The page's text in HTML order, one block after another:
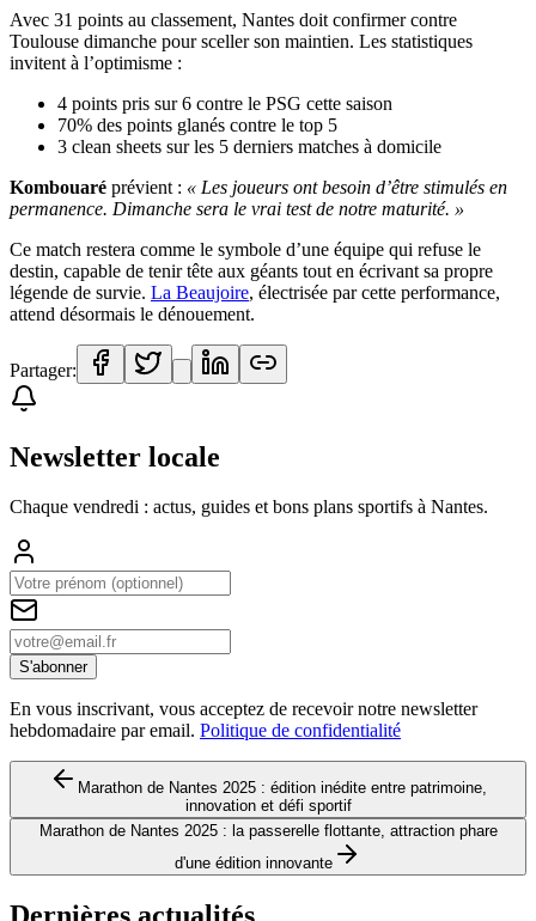
Avec 31 points au classement, Nantes doit confirmer contre
Toulouse dimanche pour sceller son maintien. Les statistiques
invitent à l’optimisme :
4 points pris sur 6 contre le PSG cette saison
70% des points glanés contre le top 5
3 clean sheets sur les 5 derniers matches à domicile
Kombouaré prévient : « Les joueurs ont besoin d’être stimulés en
permanence. Dimanche sera le vrai test de notre maturité. »
Ce match restera comme le symbole d’une équipe qui refuse le
destin, capable de tenir tête aux géants tout en écrivant sa propre
légende de survie. La Beaujoire, électrisée par cette performance,
attend désormais le dénouement.
Partager:
Newsletter locale
Chaque vendredi : actus, guides et bons plans sportifs à Nantes.
S'abonner
En vous inscrivant, vous acceptez de recevoir notre newsletter
hebdomadaire par email. Politique de confidentialité
Marathon de Nantes 2025 : édition inédite entre patrimoine,
innovation et défi sportif
Marathon de Nantes 2025 : la passerelle flottante, attraction phare
d'une édition innovante